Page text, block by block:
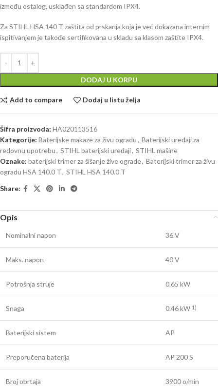
između ostalog, usklađen sa standardom IPX4.
Za STIHL HSA 140 T zaštita od prskanja koja je već dokazana internim
ispitivanjem je takođe sertifikovana u skladu sa klasom zaštite IPX4.
DODAJ U KORPU
Add to compare Dodaj u listu želja
Šifra proizvoda: HA020113516
Kategorije: Baterijske makaze za živu ogradu, Baterijski uređaji za
redovnu upotrebu, STIHL baterijski uređaji, STIHL mašine
Oznake: baterijski trimer za šišanje žive ograde, Baterijski trimer za živu
ogradu HSA 140.0 T, STIHL HSA 140.0 T
Share:
Opis
Nominalni napon 36 V
Maks. napon 40 V
Potrošnja struje 0.65 kW
Snaga 0.46 kW 1)
Baterijski sistem AP
Preporučena baterija AP 200 S
Broj obrtaja 3900 o/min